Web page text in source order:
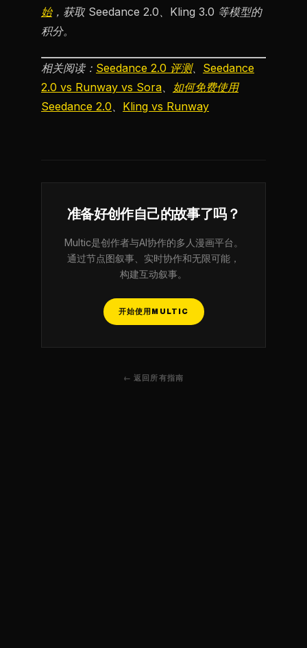
始，获取 Seedance 2.0、Kling 3.0 等模型的
积分。
相关阅读： Seedance 2.0 评测、 Seedance
2.0 vs Runway vs Sora、 如何免费使用
Seedance 2.0、 Kling vs Runway
准备好创作自己的故事了吗？
Multic是创作者与AI协作的多人漫画平台。
通过节点图叙事、实时协作和无限可能，
构建互动叙事。
开始使用MULTIC
← 返回所有指南